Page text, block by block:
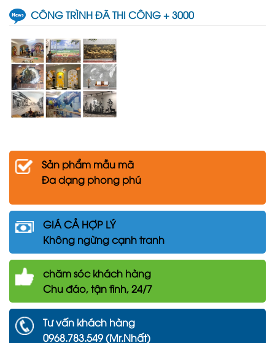
CÔNG TRÌNH ĐÃ THI CÔNG + 3000
Sản phẩm mẫu mã
Đa dạng phong phú
GIÁ CẢ HỢP LÝ
Không ngừng cạnh tranh
chămsóc khách hàng
Chu đáo, tận tình, 24/7
Tư vấn khách hàng
0968.783.549 (Mr.Nhất)